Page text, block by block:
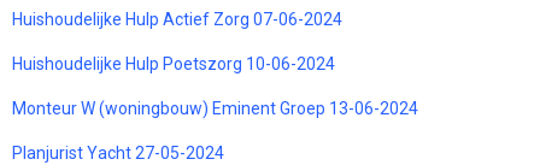
Huishoudelijke Hulp Actief Zorg 07-06-2024
Huishoudelijke Hulp Poetszorg 10-06-2024
Monteur W (woningbouw) Eminent Groep 13-06-2024
Planjurist Yacht 27-05-2024